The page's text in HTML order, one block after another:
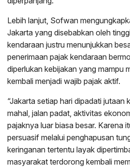
Lebih lanjut, Sofwan
Jakarta yang disebabkan oleh
kendaraan justru menunjukkan
penerimaan pajak kendaraan
diperlukan kebijakan yang mampu
kembali menjadi wajib pajak aktif.
“Jakarta setiap hari dipadati jutaan
mahal, jalan padat, aktivitas
pajaknya luar biasa besar. Karena
persuasif melalui penghapusan
keringanan tertentu layak
masyarakat terdorong kembali